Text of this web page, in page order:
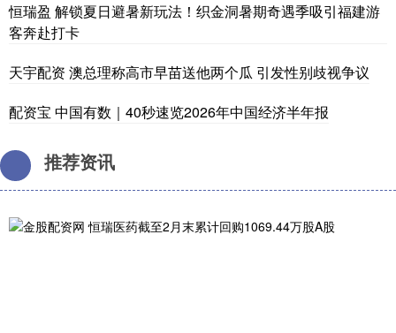
恒瑞盈 解锁夏日避暑新玩法！织金洞暑期奇遇季吸引福建游
客奔赴打卡
天宇配资 澳总理称高市早苗送他两个瓜 引发性别歧视争议
配资宝 中国有数｜40秒速览2026年中国经济半年报
推荐资讯